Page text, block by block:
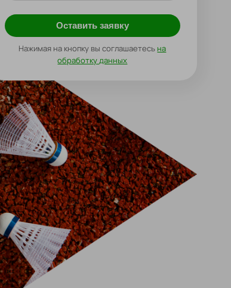
Оставить заявку
Нажимая на кнопку вы соглашаетесь на
обработку данных